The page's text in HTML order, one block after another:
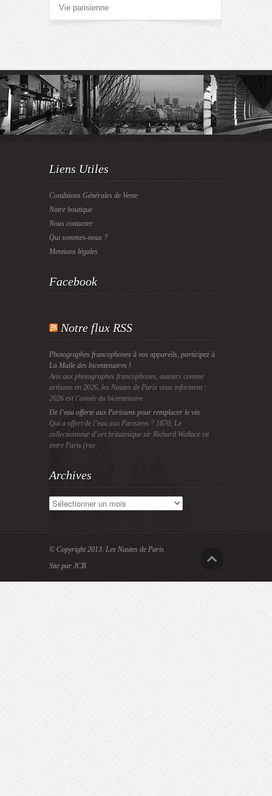
Vie parisienne
Liens Utiles
Conditions Générales de Vente
Notre boutique
Nous contacter
Qui sommes-nous ?
Mentions légales
Facebook
Notre flux RSS
Photographes francophones à vos appareils, participez à
La Malle des bicentenaires !
Avis aux photographes francophones, auteurs comme
artisans en 2026, les Nautes de Paris vous informent :
2026 est l’année du bicentenaire
De l’eau offerte aux Parisiens pour remplacer le vin
Qui a offert de l’eau aux Parisiens ? 1870, Le
collectionneur d’art britannique sir Richard Wallace vit
entre Paris (rue
Archives
Archives
© Copyright 2013. Les Nautes de Paris
Site par JCB